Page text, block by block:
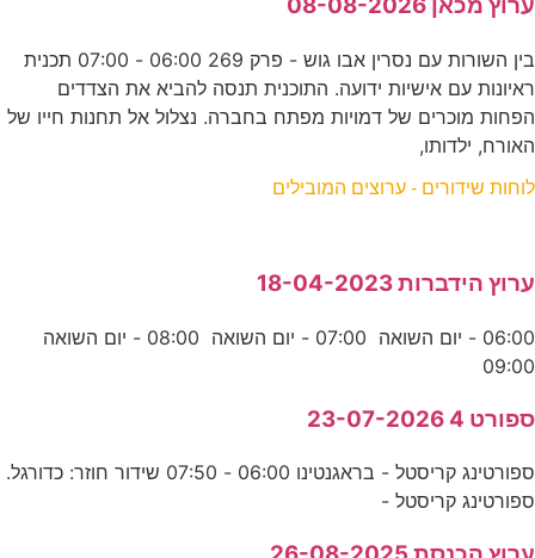
בין השורות עם נסרין אבו גוש - פרק 269 06:00 - 07:00 תכנית
ראיונות עם אישיות ידועה. התוכנית תנסה להביא את הצדדים
הפחות מוכרים של דמויות מפתח בחברה. נצלול אל תחנות חייו של
האורח, ילדותו,
לוחות שידורים - ערוצים המובילים
ערוץ הידברות 18-04-2023
06:00 - יום השואה 07:00 - יום השואה 08:00 - יום השואה
09:00
ספורט 4 23-07-2026
ספורטינג קריסטל - בראגנטינו 06:00 - 07:50 שידור חוזר: כדורגל.
ספורטינג קריסטל -